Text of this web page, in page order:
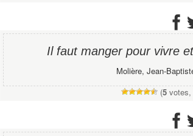
Il faut manger pour vivre
Molière, Jean-
(5 votes,